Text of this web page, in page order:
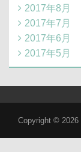
2017年8月
2017年7月
2017年6月
2017年5月
Copyright © 2026